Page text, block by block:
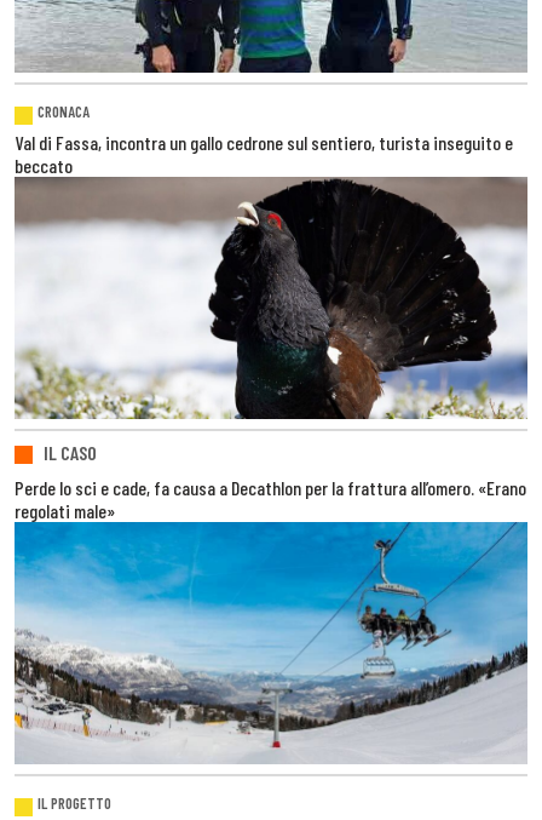
CRONACA
Val di Fassa, incontra un gallo cedrone sul sentiero, turista inseguito e
beccato
IL CASO
Perde lo sci e cade, fa causa a Decathlon per la frattura all’omero. «Erano
regolati male»
IL PROGETTO